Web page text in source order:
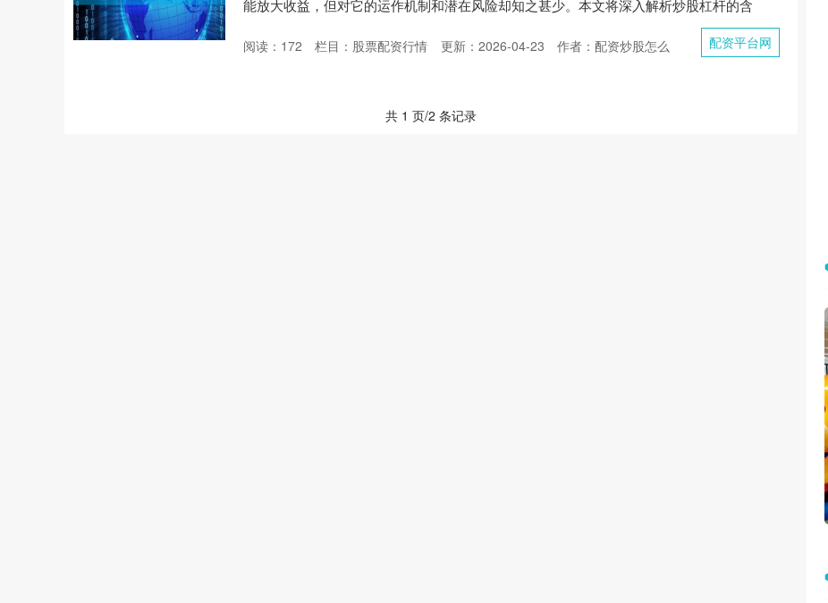
能放大收益，但对它的运作机制和潜在风险却知之甚少。本文将深入解析炒股杠杆的含
配资平台网
更新：2026-04-23 作者：配资炒股怎么
阅读： 172 栏目： 股票配资行情
共 1 页/2 条记录